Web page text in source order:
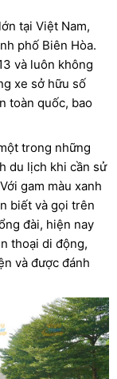
tại Việt Nam,
phố Biên Hòa.
và luôn không
xe sở hữu số
toàn quốc, bao
trong những
du lịch khi cần sử
gam màu xanh
biết và gọi trên
đài, hiện nay
thoại di động,
và được đánh